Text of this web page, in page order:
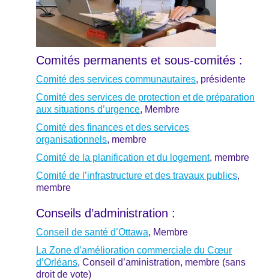
Comités permanents et sous-comités :
Comité des services communautaires, présidente
Comité des services de protection et de préparation
aux situations d’urgence, Membre
Comité des finances et des services
organisationnels, membre
Comité de la planification et du logement, membre
Comité de l’infrastructure et des travaux publics,
membre
Conseils d’administration :
Conseil de santé d’Ottawa, Membre
La Zone d’amélioration commerciale du Cœur
d’Orléans, Conseil d’aministration, membre (sans
droit de vote)